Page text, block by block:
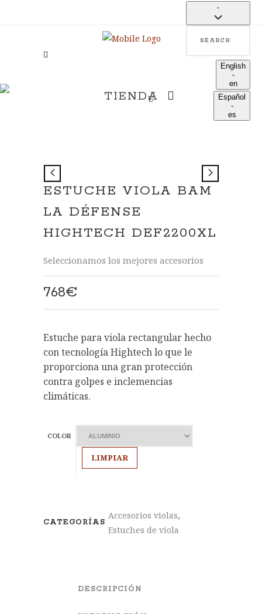
-
English
-
en
Español
-
es
TIENDA
ESTUCHE VIOLA BAM
LA DÉFENSE
HIGHTECH DEF2200XL
Seleccionamos los mejores accesorios
768€
Estuche para viola rectangular hecho
con tecnología Hightech lo que le
proporciona una gran protección
contra golpes e inclemencias
climáticas.
COLOR
LIMPIAR
CATEGORÍAS
Accesorios violas,
Estuches de viola
DESCRIPCIÓN